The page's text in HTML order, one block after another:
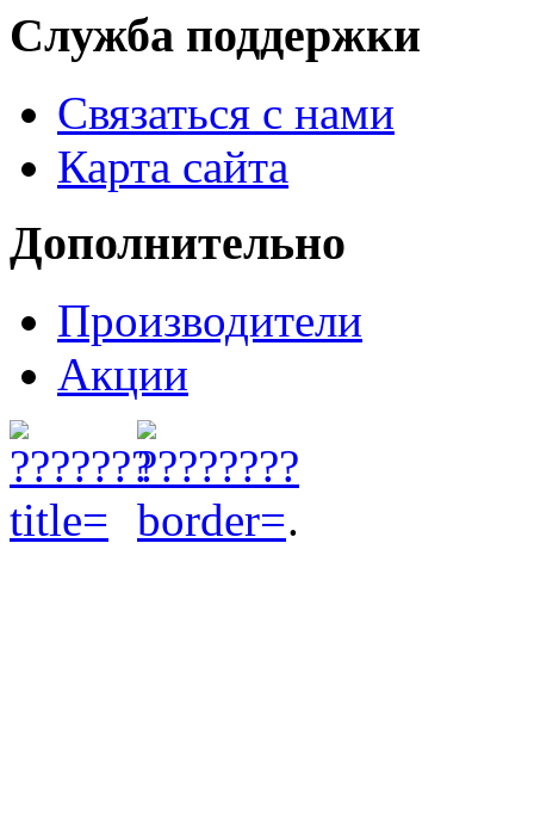
Служба поддержки
Связаться с нами
Карта сайта
Дополнительно
Производители
Акции
.